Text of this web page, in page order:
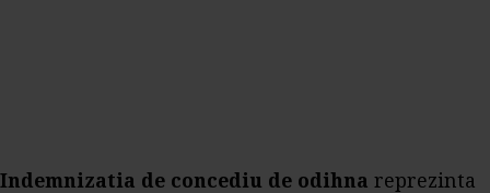
Indemnizatia de concediu de odihna reprezinta